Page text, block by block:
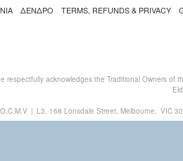
ΔΕΝΔΡΟ TERMS, REFUNDS & PRIVACY
respectfully acknowledges the Traditional Owners
| L3, 168 Lonsdale Street, Melbourne, VIC